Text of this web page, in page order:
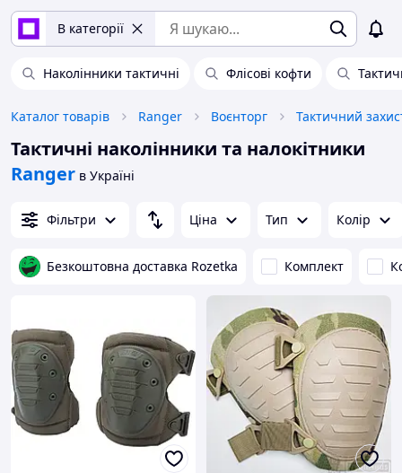
В категорії
Наколінники тактичні Флісові кофти
Каталог товарів Ranger Воєнторг Тактичний
Тактичні наколінники та налокітники
Ranger в Україні
Фільтри Ціна Тип Колір
Безкоштовна доставка Rozetka Комплект